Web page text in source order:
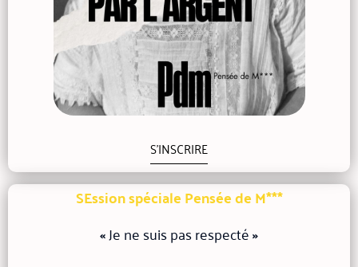
S'INSCRIRE
SEssion spéciale Pensée de M***
«Je ne suis pas respecté»